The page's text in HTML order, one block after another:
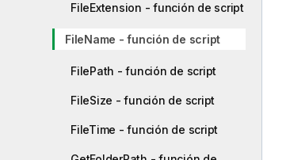
FileExtension - función de script
FileName - función de script
FilePath - función de script
FileSize - función de script
FileTime - función de script